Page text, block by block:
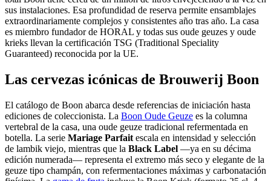
sus instalaciones. Esa profundidad de reserva permite ensamblajes
extraordinariamente complejos y consistentes año tras año. La casa
es miembro fundador de HORAL y todas sus oude geuzes y oude
krieks llevan la certificación TSG (Traditional Speciality
Guaranteed) reconocida por la UE.
Las cervezas icónicas de Brouwerij Boon
El catálogo de Boon abarca desde referencias de iniciación hasta
ediciones de coleccionista. La Boon Oude Geuze es la columna
vertebral de la casa, una oude geuze tradicional refermentada en
botella. La serie Mariage Parfait escala en intensidad y selección
de lambik viejo, mientras que la Black Label —ya en su décima
edición numerada— representa el extremo más seco y elegante de la
geuze tipo champán, con refermentaciones máximas y carbonatación